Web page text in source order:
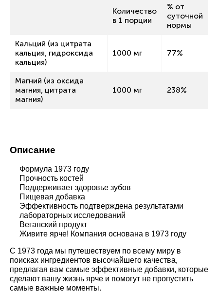
Количество
в 1 порции
% от
суточной
нормы
Кальций (из цитрата
кальция, гидроксида
кальция)
1000 мг 77%
Магний (из оксида
магния, цитрата
магния)
1000 мг 238%
Описание
Формула 1973 году
Прочность костей
Поддерживает здоровье зубов
Пищевая добавка
Эффективность подтверждена результатами
лабораторных исследований
Веганский продукт
Живите ярче! Компания основана в 1973 году
С 1973 года мы путешествуем по всему миру в
поисках ингредиентов высочайшего качества,
предлагая вам самые эффективные добавки, которые
сделают вашу жизнь ярче и помогут не пропустить
самые важные моменты.